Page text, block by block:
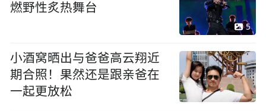
燃野性炙热舞台
5
小酒窝晒出与爸爸高云翔近
期合照！果然还是跟亲爸在
一起更放松